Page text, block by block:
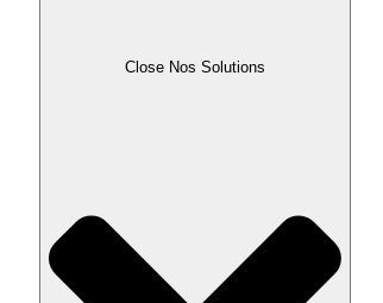
Close Nos Solutions